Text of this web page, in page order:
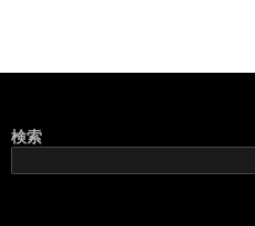
検索